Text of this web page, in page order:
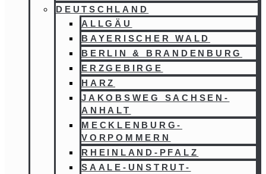
DEUTSCHLAND
ALLGÄU
BAYERISCHER WALD
BERLIN & BRANDENBURG
ERZGEBIRGE
HARZ
JAKOBSWEG SACHSEN-
ANHALT
MECKLENBURG-
VORPOMMERN
RHEINLAND-PFALZ
SAALE-UNSTRUT-